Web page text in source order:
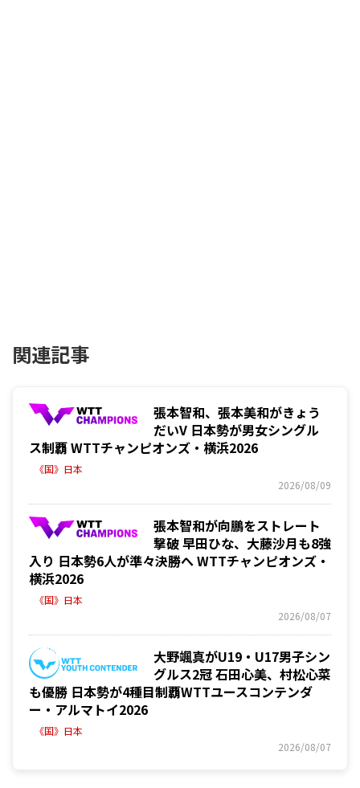
関連記事
張本智和、張本美和がきょう
だいV 日本勢が男女シングル
ス制覇 WTTチャンピオンズ・横浜2026
《国》日本
2026/08/09
張本智和が向鵬をストレート
撃破 早田ひな、大藤沙月も8強
入り 日本勢6人が準々決勝へ WTTチャンピオンズ・
横浜2026
《国》日本
2026/08/07
大野颯真がU19・U17男子シン
グルス2冠 石田心美、村松心菜
も優勝 日本勢が4種目制覇WTTユースコンテンダ
ー・アルマトイ2026
《国》日本
2026/08/07